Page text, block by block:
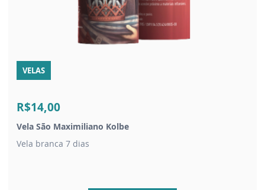
VELAS
R$14,00
Vela São Maximiliano Kolbe
Vela branca 7 dias